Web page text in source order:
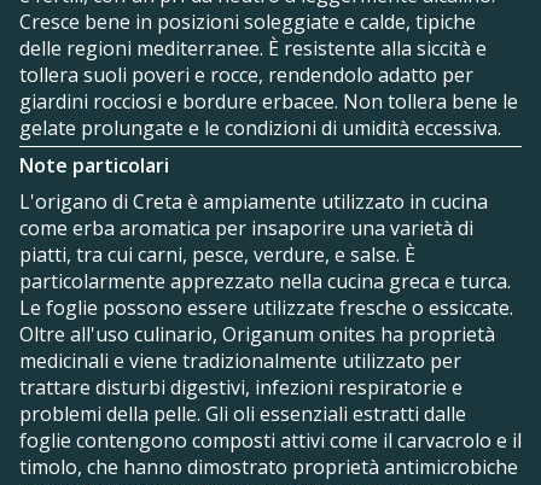
Cresce bene in posizioni soleggiate e calde, tipiche
delle regioni mediterranee. È resistente alla siccità e
tollera suoli poveri e rocce, rendendolo adatto per
giardini rocciosi e bordure erbacee. Non tollera bene le
gelate prolungate e le condizioni di umidità eccessiva.
Note particolari
L'origano di Creta è ampiamente utilizzato in cucina
come erba aromatica per insaporire una varietà di
piatti, tra cui carni, pesce, verdure, e salse. È
particolarmente apprezzato nella cucina greca e turca.
Le foglie possono essere utilizzate fresche o essiccate.
Oltre all'uso culinario, Origanum onites ha proprietà
medicinali e viene tradizionalmente utilizzato per
trattare disturbi digestivi, infezioni respiratorie e
problemi della pelle. Gli oli essenziali estratti dalle
foglie contengono composti attivi come il carvacrolo e il
timolo, che hanno dimostrato proprietà antimicrobiche